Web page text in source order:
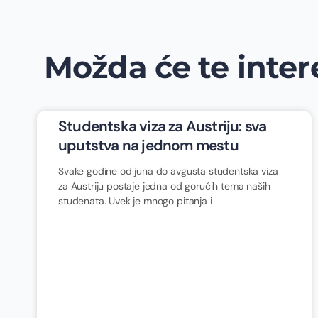
Možda će te
Studentska viza za Austriju: sva
uputstva na jednom mestu
Svake godine od juna do avgusta studentska viza
za Austriju postaje jedna od gorućih tema naših
studenata. Uvek je mnogo pitanja i